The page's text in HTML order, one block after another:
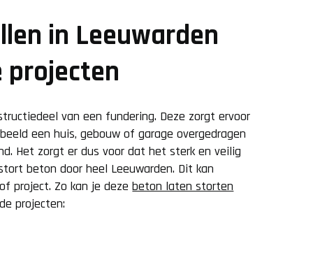
in Leeuwarden
projecten
van een fundering. Deze zorgt ervoor
een huis, gebouw of garage overgedragen
Het zorgt er dus voor dat het sterk en veilig
beton door heel Leeuwarden. Dit kan
project. Zo kan je dezebeton laten storten
projecten: